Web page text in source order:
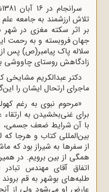
بر اثر سکته مغزی در
جهان فروبسته و به رحمت
سلاله پاک پیامبر(ص) پس
زادگاهش روستای چاووشی
دکتر عبدالکریم مشایخی
ماجرای ارتحال ایشان را
«مرحوم نبوی به رغم
برای غنی‌بخشیدن به
با آن شرایط ضعف جسمی، با
بین‌المللی کتاب و هرجا
از سفرها به شیراز بود که
همگی از بین برویم. در
اتفاق آقای مهندس تبادر
طلبه‌های بوشهر به قم
عارض او می‌شود ولی از